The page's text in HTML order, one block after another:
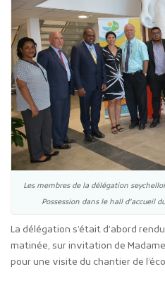
Les membres de la délégation
Possession dans le hall d’accueil
La délégation s’était d’abord
matinée, sur invitation de
pour une visite du chantier de